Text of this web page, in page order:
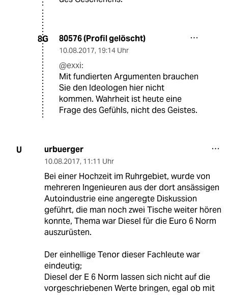
8G 80576 (Profil gelöscht)
10.08.2017, 19:14 Uhr
@exxi:
Mit fundierten Argumenten brauchen
Sie den Ideologen hier nicht
kommen. Wahrheit ist heute eine
Frage des Gefühls, nicht des Geistes.
U urbuerger
10.08.2017, 11:11 Uhr
Bei einer Hochzeit im Ruhrgebiet, wurde von
mehreren Ingenieuren aus der dort ansässigen
Autoindustrie eine angeregte Diskussion
geführt, die man noch zwei Tische weiter hören
konnte, Thema war Diesel für die Euro 6 Norm
auszurüsten.
Der einhellige Tenor dieser Fachleute war
eindeutig;
Diesel der E 6 Norm lassen sich nicht auf die
vorgeschriebenen Werte bringen, egal ob mit